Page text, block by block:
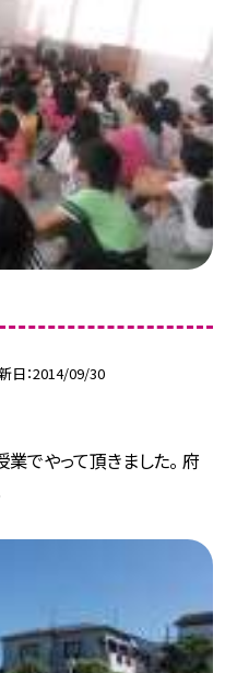
日 2014/09/30
でやって頂きました。 府